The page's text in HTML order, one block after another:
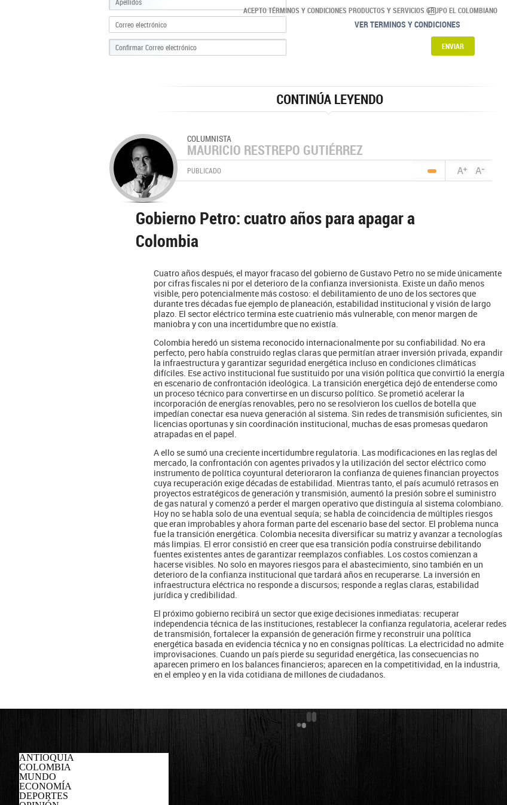
ACEPTO TÉRMINOS Y CONDICIONES PRODUCTOS Y SERVICIOS GRUPO EL COLOMBIANO
VER TERMINOS Y CONDICIONES
COLUMNISTA
MAURICIO RESTREPO GUTIÉRREZ
PUBLICADO
Gobierno Petro: cuatro años para apagar a
Colombia
Cuatro años después, el mayor fracaso del gobierno de Gustavo Petro no se mide únicamente
por cifras fiscales ni por el deterioro de la confianza inversionista. Existe un daño menos
visible, pero potencialmente más costoso: el debilitamiento de uno de los sectores que
durante tres décadas fue ejemplo de planeación, estabilidad institucional y visión de largo
plazo. El sector eléctrico termina este cuatrienio más vulnerable, con menor margen de
maniobra y con una incertidumbre que no existía.
Colombia heredó un sistema reconocido internacionalmente por su confiabilidad. No era
perfecto, pero había construido reglas claras que permitían atraer inversión privada, expandir
la infraestructura y garantizar seguridad energética incluso en condiciones climáticas
difíciles. Ese activo institucional fue sustituido por una visión política que convirtió la energía
en escenario de confrontación ideológica. La transición energética dejó de entenderse como
un proceso técnico para convertirse en un discurso político. Se prometió acelerar la
incorporación de energías renovables, pero no se resolvieron los cuellos de botella que
impedían conectar esa nueva generación al sistema. Sin redes de transmisión suficientes, sin
licencias oportunas y sin coordinación institucional, muchas de esas promesas quedaron
atrapadas en el papel.
A ello se sumó una creciente incertidumbre regulatoria. Las modificaciones en las reglas del
mercado, la confrontación con agentes privados y la utilización del sector eléctrico como
instrumento de política coyuntural deterioraron la confianza de quienes financian proyectos
cuya recuperación exige décadas de estabilidad. Mientras tanto, el país acumuló retrasos en
proyectos estratégicos de generación y transmisión, aumentó la presión sobre el suministro
de gas natural y comenzó a perder el margen operativo que distinguía al sistema colombiano.
Hoy no se habla solo de una eventual sequía; se habla de coincidencia de múltiples riesgos
que eran improbables y ahora forman parte del escenario base del sector. El problema nunca
fue la transición energética. Colombia necesita diversificar su matriz y avanzar a tecnologías
más limpias. El error consistió en creer que esa transición podía construirse debilitando
fuentes existentes antes de garantizar reemplazos confiables. Los costos comienzan a
hacerse visibles. No solo en mayores riesgos para el abastecimiento, sino también en un
deterioro de la confianza institucional que tardará años en recuperarse. La inversión en
infraestructura eléctrica no responde a discursos; responde a reglas claras, estabilidad
jurídica y credibilidad.
El próximo gobierno recibirá un sector que exige decisiones inmediatas: recuperar
independencia técnica de las instituciones, restablecer la confianza regulatoria, acelerar redes
de transmisión, fortalecer la expansión de generación firme y reconstruir una política
energética basada en evidencia técnica y no en consignas políticas. La electricidad no admite
improvisaciones. Cuando un país pierde su seguridad energética, las consecuencias no
aparecen primero en los balances financieros; aparecen en la competitividad, en la industria,
en el empleo y en la vida cotidiana de millones de ciudadanos.
ANTIOQUIA
COLOMBIA
MUNDO
ECONOMÍA
DEPORTES